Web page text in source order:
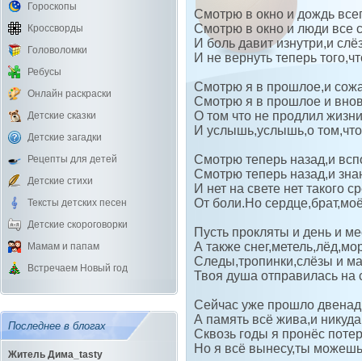
Гороскопы
Кроссворды
Головоломки
Ребусы
Онлайн раскраски
Детские сказки
Детские загадки
Рецепты для детей
Детские стихи
Тексты детских песен
Детские скороговорки
Мамам и папам
Встречаем Новый год
Последнее в блогах
Житель Дима_tasty
Смотрю в окно и дождь
Смотрю в окно и люди все
И боль давит изнутри,и
И не вернуть теперь
Смотрю я в прошлое,и
Смотрю я в прошлое и
О том что не продлил
И услышь,услышь,о том,что
Смотрю теперь назад,и
Смотрю теперь назад,и
И нет на свете нет такого
От боли.Но
Пусть прокляты и день и
А также
Следы,тропинки,слёзы и
Твоя душа отправилась
Сейчас уже прошло
А память всё жива,и
Сквозь годы я пронёс
Но я всё вынесу,ты